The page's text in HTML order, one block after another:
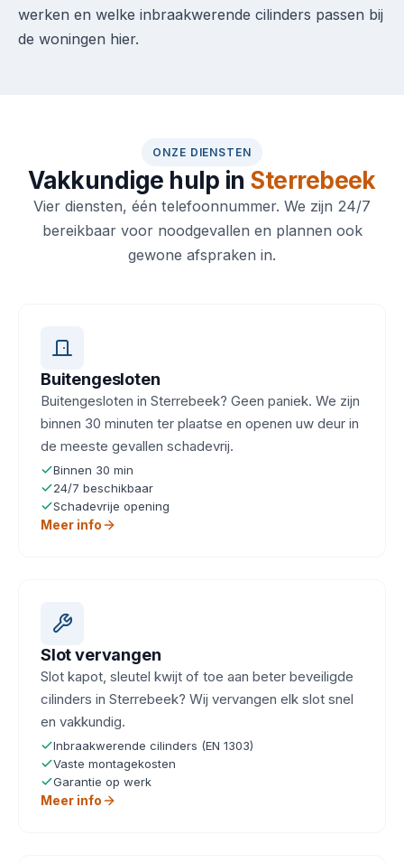
werken en welke inbraakwerende cilinders passen bij
de woningen hier.
ONZE DIENSTEN
Vakkundige hulp in Sterrebeek
Vier diensten, één telefoonnummer. We zijn 24/7
bereikbaar voor noodgevallen en plannen ook
gewone afspraken in.
Buitengesloten
Buitengesloten in Sterrebeek? Geen paniek. We zijn
binnen 30 minuten ter plaatse en openen uw deur in
de meeste gevallen schadevrij.
Binnen 30 min
24/7 beschikbaar
Schadevrije opening
Meer info
Slot vervangen
Slot kapot, sleutel kwijt of toe aan beter beveiligde
cilinders in Sterrebeek? Wij vervangen elk slot snel
en vakkundig.
Inbraakwerende cilinders (EN 1303)
Vaste montagekosten
Garantie op werk
Meer info